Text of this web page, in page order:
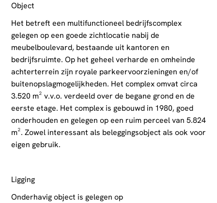
Object
Het betreft een multifunctioneel bedrijfscomplex
gelegen op een goede zichtlocatie nabij de
meubelboulevard, bestaande uit kantoren en
bedrijfsruimte. Op het geheel verharde en omheinde
achterterrein zijn royale parkeervoorzieningen en/of
buitenopslagmogelijkheden. Het complex omvat circa
3.520 m² v.v.o. verdeeld over de begane grond en de
eerste etage. Het complex is gebouwd in 1980, goed
onderhouden en gelegen op een ruim perceel van 5.824
m². Zowel interessant als beleggingsobject als ook voor
eigen gebruik.
Ligging
Onderhavig object is gelegen op